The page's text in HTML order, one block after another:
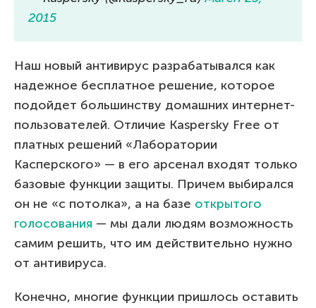
2015
Наш новый антивирус разрабатывался как
надежное бесплатное решение, которое
подойдет большинству домашних интернет-
пользователей. Отличие Kaspersky Free от
платных решений «Лаборатории
Касперского» — в его арсенал входят только
базовые функции защиты. Причем выбирался
он не «с потолка», а на базе открытого
голосования — мы дали людям возможность
самим решить, что им действительно нужно
от антивируса.
Конечно, многие функции пришлось оставить